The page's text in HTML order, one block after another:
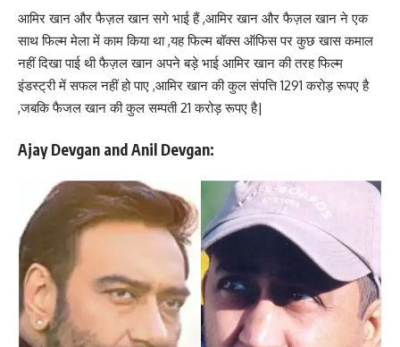
आमिर खान और फैज़ल खान सगे भाई हैं ,आमिर खान और फैज़ल खान ने एक
साथ फिल्म मेला में काम किया था ,यह फिल्म बॉक्स ऑफिस पर कुछ खास कमाल
नहीं दिखा पाई थी फैज़ल खान अपने बड़े भाई आमिर खान की तरह फिल्म
इंडस्ट्री में सफल नहीं हो पाए ,आमिर खान की कुल संपत्ति 1291 करोड़ रूपए है
,जबकि फैजल खान की कुल सम्पती 21 करोड़ रूपए है|
Ajay Devgan and Anil Devgan: